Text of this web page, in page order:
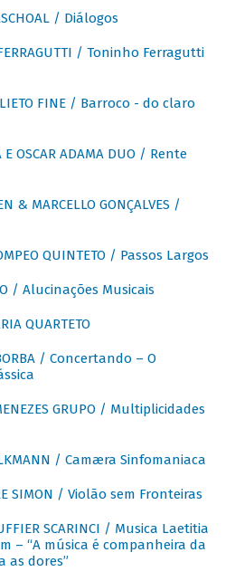
/ Diálogos
/ Toninho Ferragutti
LIETO FINE / Barroco - do claro
E OSCAR ADAMA DUO / Rente
& MARCELLO GONÇALVES /
QUINTETO / Passos Largos
/ Alucinações Musicais
QUARTETO
/ Concertando – O
GRUPO / Multiplicidades
/ Camæra Sinfomaniaca
SIMON / Violão sem Fronteiras
SCARINCI / Musica Laetitia
– “A música é companheira da
as dores”